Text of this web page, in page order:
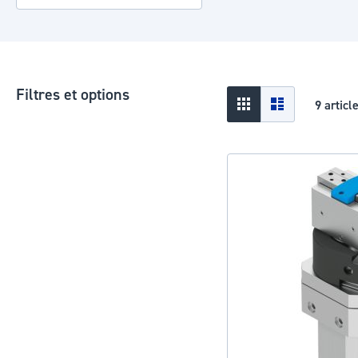
Afficher
en
Grid Liste 9
Filtres et options